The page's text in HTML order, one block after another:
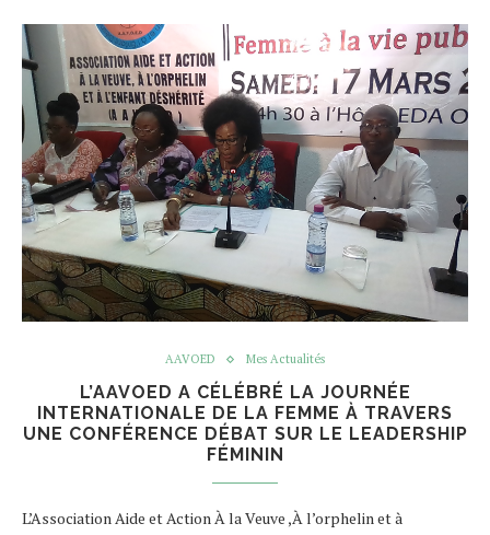
AAVOED Mes Actualités
L’AAVOED A CÉLÉBRÉ LA JOURNÉE
INTERNATIONALE DE LA FEMME À TRAVERS
UNE CONFÉRENCE DÉBAT SUR LE LEADERSHIP
FÉMININ
L’Association Aide et Action À la Veuve ,À l’orphelin et à